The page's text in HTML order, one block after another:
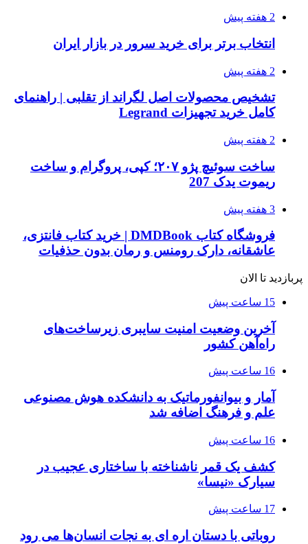
2 هفته پیش
انتخاب برتر برای خرید سرور در بازار ایران
2 هفته پیش
تشخیص محصولات اصل لگراند از تقلبی | راهنمای
کامل خرید تجهیزات Legrand
2 هفته پیش
ساخت سوئیچ پژو ۲۰۷؛ کپی، پروگرام و ساخت
ریموت یدک 207
3 هفته پیش
فروشگاه کتاب DMDBook | خرید کتاب فانتزی،
عاشقانه، دارک رومنس و رمان بدون حذفیات
پربازدید تا الان
15 ساعت پیش
آخرین وضعیت امنیت سایبری زیرساخت‌های
راه‌آهن کشور
16 ساعت پیش
آمار و بیوانفورماتیک به دانشکده هوش مصنوعی
علم و فرهنگ اضافه شد
16 ساعت پیش
کشف یک قمر ناشناخته با ساختاری عجیب در
سیارک «نیسا»
17 ساعت پیش
روباتی با دستان اره ای به نجات انسان‌ها می رود